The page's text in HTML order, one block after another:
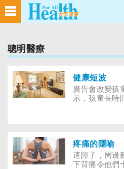
聰明醫療
健康短波
廣告會改變孩
示，孩童長時
可能會影響
強調食物本身
食場所的趣味
食物的「大小
疼痛的隱喻
這陣子，周邊
下背痛令他們